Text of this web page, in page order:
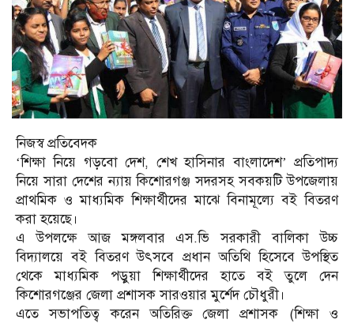
নিজস্ব প্রতিবেদক
‘শিক্ষা নিয়ে গড়বো দেশ, শেখ হাসিনার বাংলাদেশ’ প্রতিপাদ্য
নিয়ে সারা দেশের ন্যায় কিশোরগঞ্জ সদরসহ সবকয়টি উপজেলায়
প্রাথমিক ও মাধ্যমিক শিক্ষার্থীদের মাঝে বিনামূল্যে বই বিতরণ
করা হয়েছে।
এ উপলক্ষে আজ মঙ্গলবার এস.ভি সরকারী বালিকা উচ্চ
বিদ্যালয়ে বই বিতরণ উৎসবে প্রধান অতিথি হিসেবে উপস্থিত
থেকে মাধ্যমিক পড়ুয়া শিক্ষার্থীদের হাতে বই তুলে দেন
কিশোরগঞ্জের জেলা প্রশাসক সারওয়ার মুর্শেদ চৌধুরী।
এতে সভাপতিত্ব করেন অতিরিক্ত জেলা প্রশাসক (শিক্ষা ও